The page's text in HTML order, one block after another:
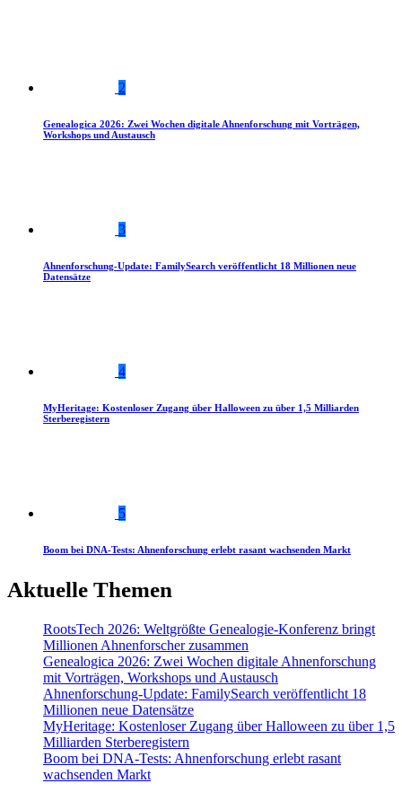
2
Genealogica 2026: Zwei Wochen digitale Ahnenforschung mit Vorträgen,
Workshops und Austausch
3
Ahnenforschung-Update: FamilySearch veröffentlicht 18 Millionen neue
Datensätze
4
MyHeritage: Kostenloser Zugang über Halloween zu über 1,5 Milliarden
Sterberegistern
5
Boom bei DNA-Tests: Ahnenforschung erlebt rasant wachsenden Markt
Aktuelle Themen
RootsTech 2026: Weltgrößte Genealogie-Konferenz bringt
Millionen Ahnenforscher zusammen
Genealogica 2026: Zwei Wochen digitale Ahnenforschung
mit Vorträgen, Workshops und Austausch
Ahnenforschung-Update: FamilySearch veröffentlicht 18
Millionen neue Datensätze
MyHeritage: Kostenloser Zugang über Halloween zu über 1,5
Milliarden Sterberegistern
Boom bei DNA-Tests: Ahnenforschung erlebt rasant
wachsenden Markt